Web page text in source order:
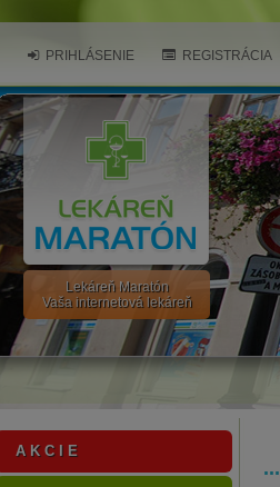
Lekáreň Maratón
Vaša internetová lekáreň
PRIHLÁSENIE REGISTRÁCIA
A K C I E